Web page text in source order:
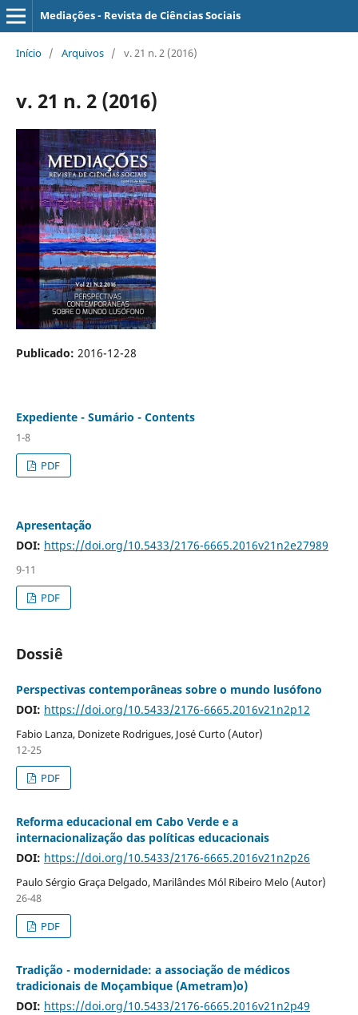
Mediações - Revista de Ciências Sociais
Início / Arquivos / v. 21 n. 2 (2016)
v. 21 n. 2 (2016)
Publicado: 2016-12-28
Expediente - Sumário - Contents
1-8
PDF
Apresentação
DOI: https://doi.org/10.5433/2176-6665.2016v21n2e27989
9-11
PDF
Dossiê
Perspectivas contemporâneas sobre o mundo lusófono
DOI: https://doi.org/10.5433/2176-6665.2016v21n2p12
Fabio Lanza, Donizete Rodrigues, José Curto (Autor)
12-25
PDF
Reforma educacional em Cabo Verde e a
internacionalização das políticas educacionais
DOI: https://doi.org/10.5433/2176-6665.2016v21n2p26
Paulo Sérgio Graça Delgado, Marilândes Mól Ribeiro Melo (Autor)
26-48
PDF
Tradição - modernidade: a associação de médicos
tradicionais de Moçambique (Ametram)o)
DOI: https://doi.org/10.5433/2176-6665.2016v21n2p49